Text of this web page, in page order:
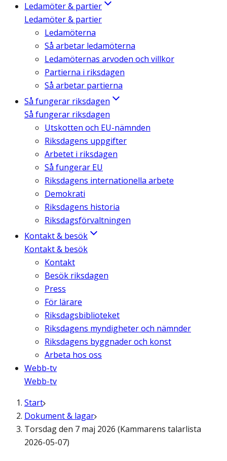
Ledamöter & partier
Ledamöter & partier
Ledamöterna
Så arbetar ledamöterna
Ledamöternas arvoden och villkor
Partierna i riksdagen
Så arbetar partierna
Så fungerar riksdagen
Så fungerar riksdagen
Utskotten och EU-nämnden
Riksdagens uppgifter
Arbetet i riksdagen
Så fungerar EU
Riksdagens internationella arbete
Demokrati
Riksdagens historia
Riksdagsförvaltningen
Kontakt & besök
Kontakt & besök
Kontakt
Besök riksdagen
Press
För lärare
Riksdagsbiblioteket
Riksdagens myndigheter och nämnder
Riksdagens byggnader och konst
Arbeta hos oss
Webb-tv
Webb-tv
Start
Dokument & lagar
Torsdag den 7 maj 2026 (Kammarens talarlista
2026-05-07)